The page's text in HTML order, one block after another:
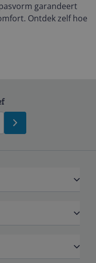
garandeert
Ontdek zelf hoe